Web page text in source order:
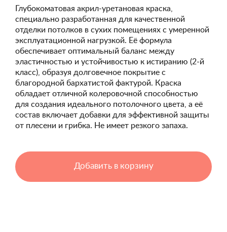
Глубокоматовая акрил-уретановая краска,
специально разработанная для качественной
отделки потолков в сухих помещениях с умеренной
эксплуатационной нагрузкой. Её формула
обеспечивает оптимальный баланс между
эластичностью и устойчивостью к истиранию (2-й
класс), образуя долговечное покрытие с
благородной бархатистой фактурой. Краска
обладает отличной колеровочной способностью
для создания идеального потолочного цвета, а её
состав включает добавки для эффективной защиты
от плесени и грибка. Не имеет резкого запаха.
Добавить в корзину